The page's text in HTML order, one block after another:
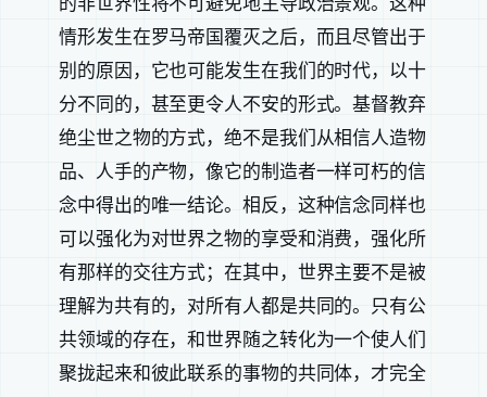
情形发生在罗马帝国覆灭之后，而且尽管出于
别的原因，它也可能发生在我们的时代，以十
分不同的，甚至更令人不安的形式。基督教弃
绝尘世之物的方式，绝不是我们从相信人造物
品、人手的产物，像它的制造者一样可朽的信
念中得出的唯一结论。相反，这种信念同样也
可以强化为对世界之物的享受和消费，强化所
有那样的交往方式；在其中，世界主要不是被
理解为共有的，对所有人都是共同的。只有公
共领域的存在，和世界随之转化为一个使人们
聚拢起来和彼此联系的事物的共同体，才完全